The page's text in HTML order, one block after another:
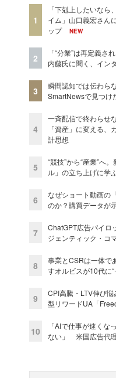
1
「下剋上したいなら
イム」山口義宏さん
ップ
NEW
2
「“分業”は再定義さ
内藤氏に聞く、イン
3
瞬間認知では伝わら
SmartNewsで見つけ
4
一斉配信で終わらせ
「資産」に変える、
計思想
5
“競技”から“産業”へ
ル」の立ち上げに学
6
なぜショート動画の
のか？購買データが
7
ChatGPT広告パイ
ジェンティック・コ
8
事業とCSRは一体
すオルビスが10代に
9
CPI高騰・LTV伸び
型リワードUA「
10
「AIで仕事が速くな
ない」 米国広告代